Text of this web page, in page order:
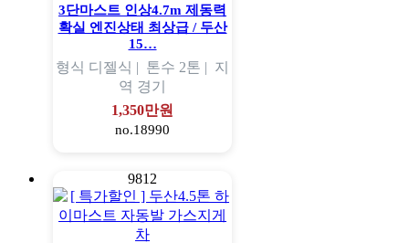
3단마스트 인상4.7m 제동력
확실 엔진상태 최상급 / 두산
15…
형식 디젤식 | 톤수 2톤 | 지
역 경기
1,350만원
no.18990
9812